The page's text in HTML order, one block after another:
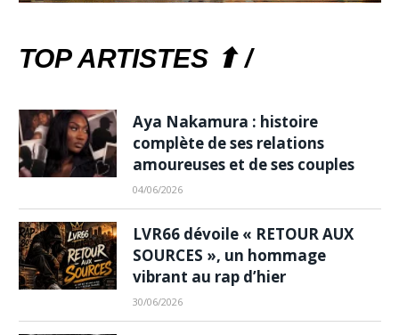
TOP ARTISTES ⬆ /
Aya Nakamura : histoire
complète de ses relations
amoureuses et de ses couples
04/06/2026
LVR66 dévoile « RETOUR AUX
SOURCES », un hommage
vibrant au rap d’hier
30/06/2026